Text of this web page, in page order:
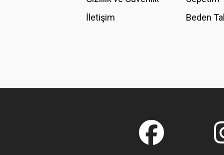
İletişim
Beden